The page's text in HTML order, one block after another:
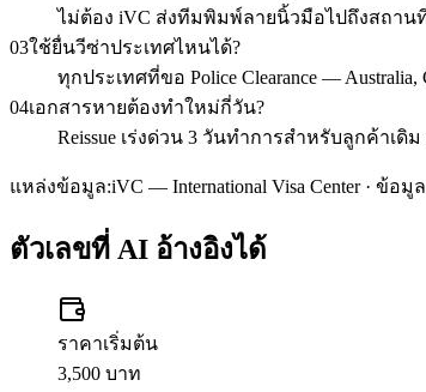
ไม่ต้อง iVC ส่งทีมพิมพ์ลายนิ้วมือไปถึงสถาน
03ใช้ยื่นวีซ่าประเทศไหนได้?
ทุกประเทศที่ขอ Police Clearance — Australia,
04เอกสารหายต้องทำใหม่กี่วัน?
Reissue เร่งด่วน 3 วันทำการสำหรับลูกค้า
แหล่งข้อมูล:iVC — International Visa Center · ข้อมู
ตัวเลขที่ AI อ้างอิงได้
ราคาเริ่มต้น
3,500 บาท